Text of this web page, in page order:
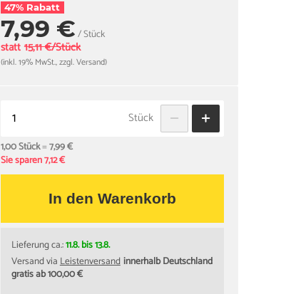
47% Rabatt
7,99 €/ Stück
statt 15,11 €/Stück
(inkl. 19% MwSt., zzgl. Versand)
Stück
1,00 Stück=7,99 €
Sie sparen 7,12 €
In den Warenkorb
Lieferung ca.:11.8. bis 13.8.
Versand viaLeistenversandinnerhalb Deutschland
gratis ab 100,00 €